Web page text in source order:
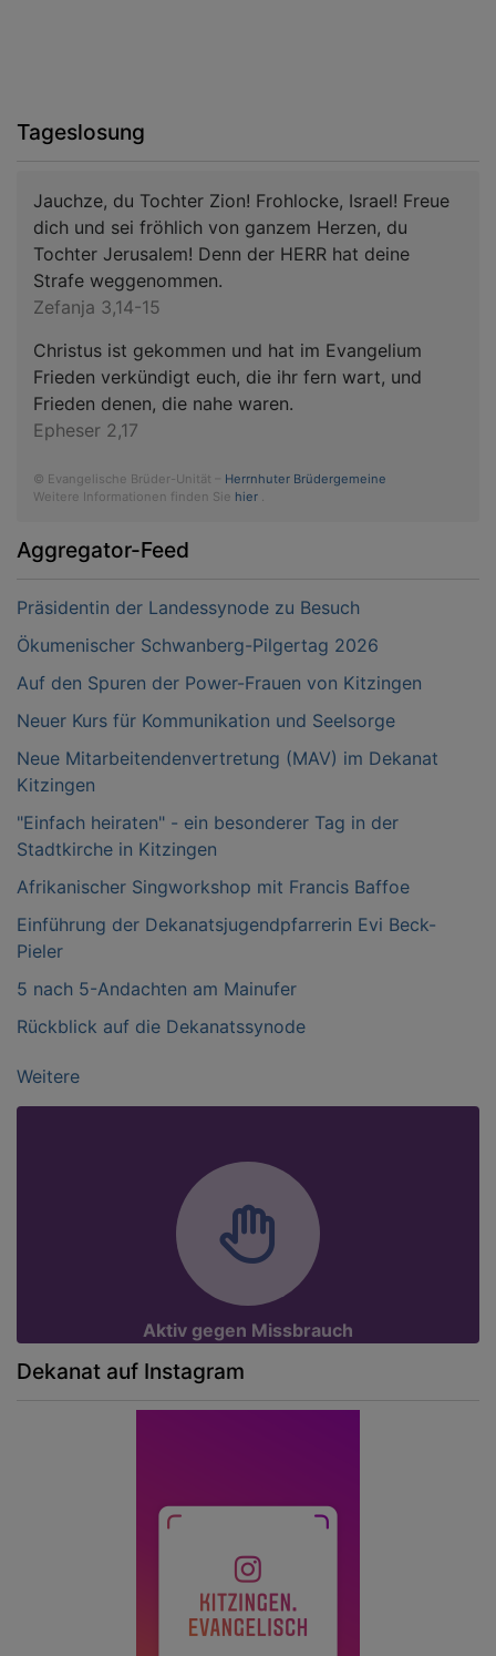
Tageslosung
Jauchze, du Tochter Zion! Frohlocke, Israel! Freue
dich und sei fröhlich von ganzem Herzen, du
Tochter Jerusalem! Denn der HERR hat deine
Strafe weggenommen.
Zefanja 3,14-15
Christus ist gekommen und hat im Evangelium
Frieden verkündigt euch, die ihr fern wart, und
Frieden denen, die nahe waren.
Epheser 2,17
© Evangelische Brüder-Unität – Herrnhuter Brüdergemeine
Weitere Informationen finden Sie hier .
Aggregator-Feed
Präsidentin der Landessynode zu Besuch
Ökumenischer Schwanberg-Pilgertag 2026
Auf den Spuren der Power-Frauen von Kitzingen
Neuer Kurs für Kommunikation und Seelsorge
Neue Mitarbeitendenvertretung (MAV) im Dekanat
Kitzingen
"Einfach heiraten" - ein besonderer Tag in der
Stadtkirche in Kitzingen
Afrikanischer Singworkshop mit Francis Baffoe
Einführung der Dekanatsjugendpfarrerin Evi Beck-
Pieler
5 nach 5-Andachten am Mainufer
Rückblick auf die Dekanatssynode
Weitere
Aktiv gegen Missbrauch
Dekanat auf Instagram